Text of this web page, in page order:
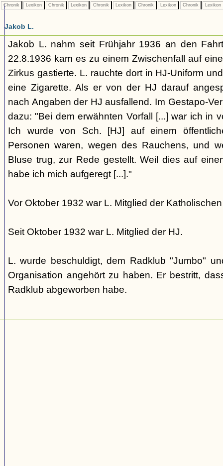
Chronik Lexikon Chronik Lexikon Chronik Lexikon Chronik Lexikon Chronik Lexikon
Jakob L.
Jakob L. nahm seit Frühjahr 1936 an den
22.8.1936 kam es zu einem Zwischenfall auf
Zirkus gastierte. L. rauchte dort in HJ-Uniform
eine Zigarette. Als er von der HJ darauf
nach Angaben der HJ ausfallend. Im Gestapo-
dazu: "Bei dem erwähnten Vorfall [...] war ich in
Ich wurde von Sch. [HJ] auf einem
Personen waren, wegen des Rauchens, und
Bluse trug, zur Rede gestellt. Weil dies auf
habe ich mich aufgeregt [...]."
Vor Oktober 1932 war L. Mitglied der
Seit Oktober 1932 war L. Mitglied der HJ.
L. wurde beschuldigt, dem Radklub "Jumbo"
Organisation angehört zu haben. Er bestritt,
Radklub abgeworben habe.